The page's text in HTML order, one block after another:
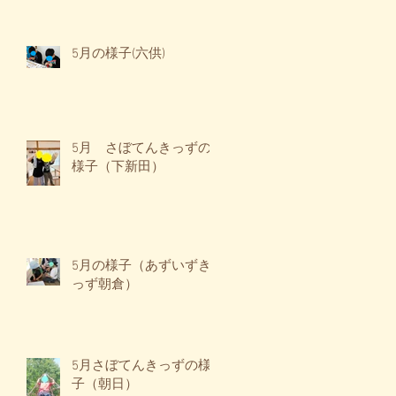
5月の様子(六供)
5月 さぼてんきっずの
様子（下新田）
5月の様子（あずいずき
っず朝倉）
5月さぼてんきっずの様
子（朝日）